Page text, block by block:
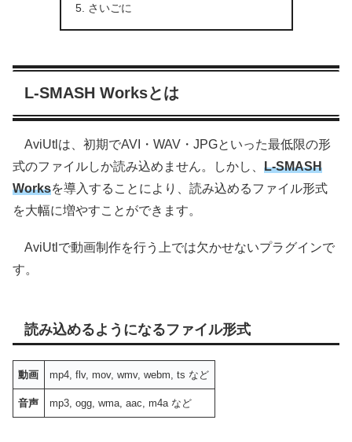
さいごに
L-SMASH Worksとは
AviUtlは、初期でAVI・WAV・JPGといった最低限の形
式のファイルしか読み込めません。しかし、 L-SMASH
Worksを導入することにより、読み込めるファイル形式
を大幅に増やすことができます。
AviUtlで動画制作を行う上では欠かせないプラグインで
す。
読み込めるようになるファイル形式
動画 mp4, flv, mov, wmv, webm, ts など
音声 mp3, ogg, wma, aac, m4a など